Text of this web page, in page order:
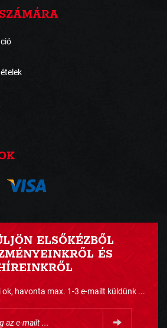
ELSŐKÉZBŐL
ÉS
havonta max. 1-3 e-mailt küldünk ...